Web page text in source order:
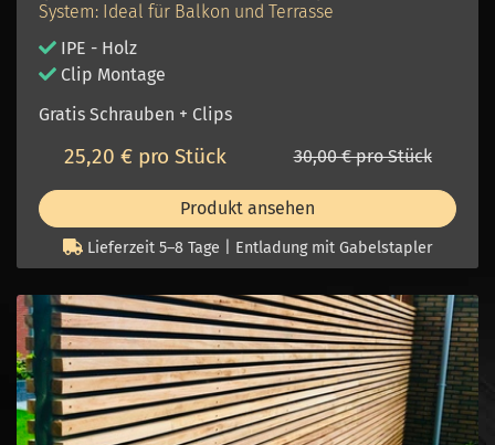
System: Ideal für Balkon und Terrasse
IPE - Holz
Clip Montage
Gratis Schrauben + Clips
25,20 € pro Stück 30,00 € pro Stück
Produkt ansehen
Lieferzeit 5–8 Tage | Entladung mit Gabelstapler